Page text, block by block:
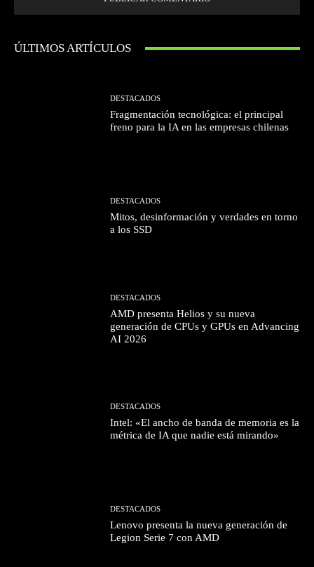
ÚLTIMOS ARTÍCULOS
DESTACADOS
Fragmentación tecnológica: el principal
freno para la IA en las empresas chilenas
DESTACADOS
Mitos, desinformación y verdades en torno
a los SSD
DESTACADOS
AMD presenta Helios y su nueva
generación de CPUs y GPUs en Advancing
AI 2026
DESTACADOS
Intel: «El ancho de banda de memoria es la
métrica de IA que nadie está mirando»
DESTACADOS
Lenovo presenta la nueva generación de
Legion Serie 7 con AMD